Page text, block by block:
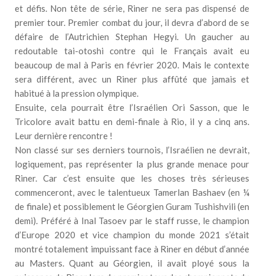
et défis. Non tête de série, Riner ne sera pas dispensé de
premier tour. Premier combat du jour, il devra d’abord de se
défaire de l’Autrichien Stephan Hegyi. Un gaucher au
redoutable tai-otoshi contre qui le Français avait eu
beaucoup de mal à Paris en février 2020. Mais le contexte
sera différent, avec un Riner plus affûté que jamais et
habitué à la pression olympique.
Ensuite, cela pourrait être l’Israélien Ori Sasson, que le
Tricolore avait battu en demi-finale à Rio, il y a cinq ans.
Leur dernière rencontre !
Non classé sur ses derniers tournois, l’Israélien ne devrait,
logiquement, pas représenter la plus grande menace pour
Riner. Car c’est ensuite que les choses très sérieuses
commenceront, avec le talentueux Tamerlan Bashaev (en ¼
de finale) et possiblement le Géorgien Guram Tushishvili (en
demi). Préféré à Inal Tasoev par le staff russe, le champion
d’Europe 2020 et vice champion du monde 2021 s’était
montré totalement impuissant face à Riner en début d’année
au Masters. Quant au Géorgien, il avait ployé sous la